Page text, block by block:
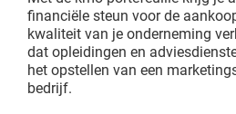
financiële steun voor de
kwaliteit van je onderneming
dat opleidingen en
het opstellen van een
bedrijf.